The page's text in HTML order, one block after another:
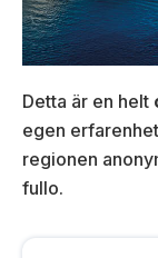
Detta är en helt
egen
regionen
fullo.